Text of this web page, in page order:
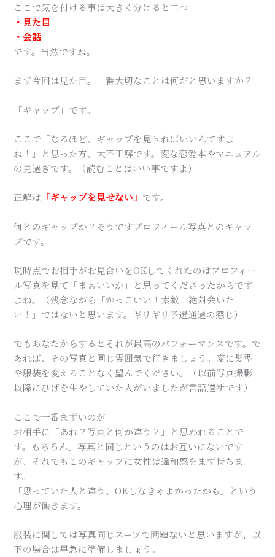
ここで気を付ける事は大きく分けると二つ
・見た目
・会話
です。当然ですね。
まず今回は見た目。一番大切なことは何だと思いますか？
「ギャップ」です。
ここで「なるほど、ギャップを見せればいいんですよ
ね！」と思った方、大不正解です。変な恋愛本やマニュアル
の見過ぎです。（読むことはいい事ですよ）
正解は 「ギャップを見せない」 です。
何とのギャップか？そうですプロフィール写真とのギャッ
プです。
現時点でお相手がお見合いをOKしてくれたのはプロフィー
ル写真を見て「まぁいいか」と思ってくださったからです
よね。（残念ながら「かっこいい！素敵！絶対会いた
い！」ではないと思います。ギリギリ予選通過の感じ）
でもあなたからするとそれが最高のパフォーマンスです。で
あれば、その写真と同じ雰囲気で行きましょう。変に髪型
や服装を変えることなく望んでください。（以前写真撮影
以降にひげを生やしていた人がいましたが言語道断です）
ここで一番まずいのが
お相手に「あれ？写真と何か違う？」と思われることで
す。もちろん」写真と同じというのはお互いにないです
が、それでもこのギャップに女性は違和感をまず持ちま
す。
「思っていた人と違う、OKしなきゃよかったかも」という
心理が働きます。
服装に関しては写真同じスーツで問題ないと思いますが、以
下の場合は早急に準備しましょう。